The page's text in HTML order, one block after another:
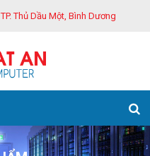
Thủ Dầu Một, Bình Dương